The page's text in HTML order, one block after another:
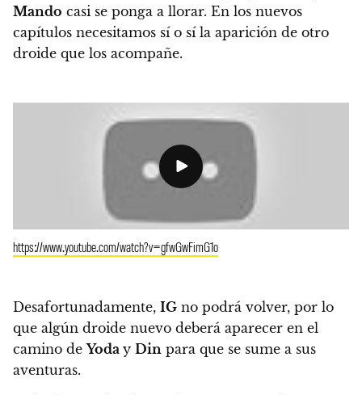
Mando casi se ponga a llorar. En los nuevos
capítulos necesitamos sí o sí la aparición de otro
droide que los acompañe.
https://www.youtube.com/watch?v=gfwGwFimG1o
Desafortunadamente, IG no podrá volver, por lo
que algún droide nuevo deberá aparecer en el
camino deYoda y Din para que se sume a sus
aventuras.